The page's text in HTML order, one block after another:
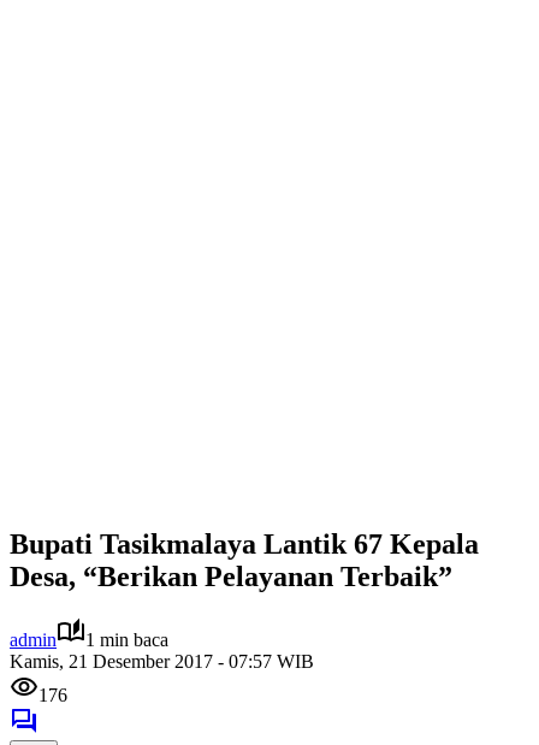
Bupati Tasikmalaya Lantik 67 Kepala
Desa, “Berikan Pelayanan Terbaik”
admin
1 min baca
Kamis, 21 Desember 2017 - 07:57 WIB
176